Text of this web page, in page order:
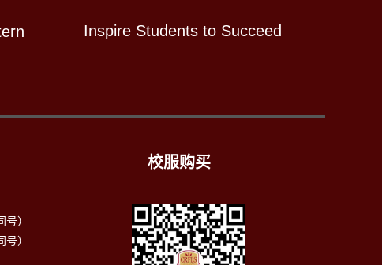
Inspire Students to Succeed
校服购买
号）
）